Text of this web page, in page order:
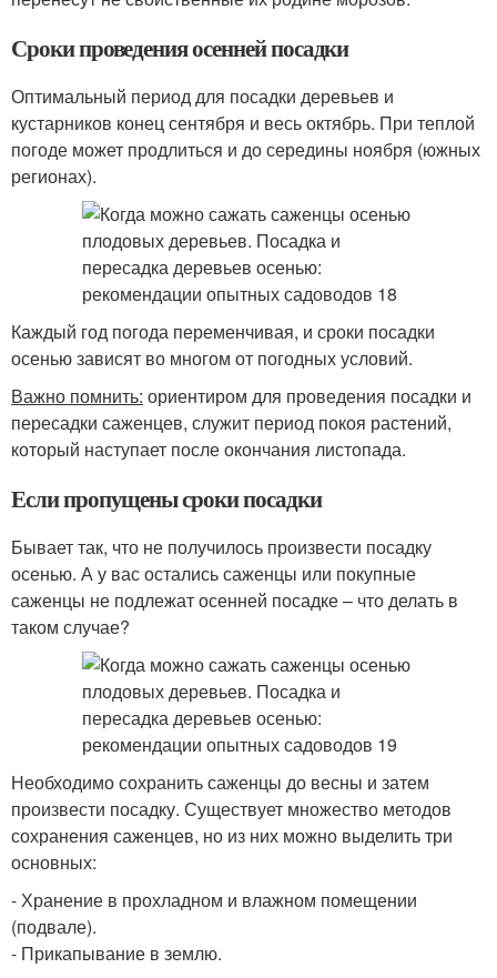
Сроки проведения осенней посадки
Оптимальный период для посадки деревьев и
кустарников конец сентября и весь октябрь. При теплой
погоде может продлиться и до середины ноября (южных
регионах).
Каждый год погода переменчивая, и сроки посадки
осенью зависят во многом от погодных условий.
Важно помнить: ориентиром для проведения посадки и
пересадки саженцев, служит период покоя растений,
который наступает после окончания листопада.
Если пропущены сроки посадки
Бывает так, что не получилось произвести посадку
осенью. А у вас остались саженцы или покупные
саженцы не подлежат осенней посадке – что делать в
таком случае?
Необходимо сохранить саженцы до весны и затем
произвести посадку. Существует множество методов
сохранения саженцев, но из них можно выделить три
основных:
- Хранение в прохладном и влажном помещении
(подвале).
- Прикапывание в землю.